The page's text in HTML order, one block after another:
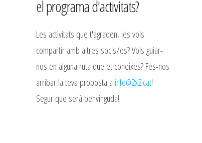
el programa d'activitats?
Les activitats que t'agraden, les vols
compartir amb altres socis/es? Vols guiar-
nos en alguna ruta que et coneixes? Fes-nos
arribar la teva proposta a info@2x2.cat!
Segur que serà benvinguda!